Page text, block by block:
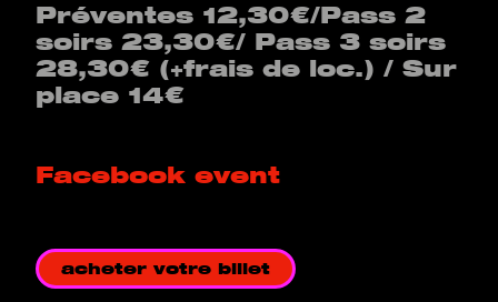
Préventes 12,30€/Pass 2
soirs 23,30€/ Pass 3 soirs
28,30€ (+frais de loc.) / Sur
place 14€
Facebook event
acheter votre billet